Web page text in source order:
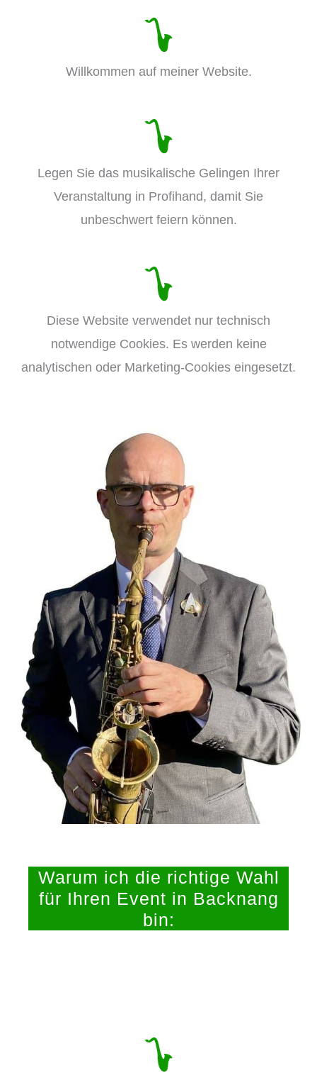
Willkommen auf meiner Website.
Legen Sie das musikalische Gelingen Ihrer
Veranstaltung in Profihand, damit Sie
unbeschwert feiern können.
Diese Website verwendet nur technisch
notwendige Cookies. Es werden keine
analytischen oder Marketing-Cookies eingesetzt.
Warum ich die richtige Wahl
für Ihren Event in Backnang
bin: